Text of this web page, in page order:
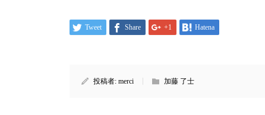
Tweet Share +1 Hatena
投稿者: merci 加藤 了士